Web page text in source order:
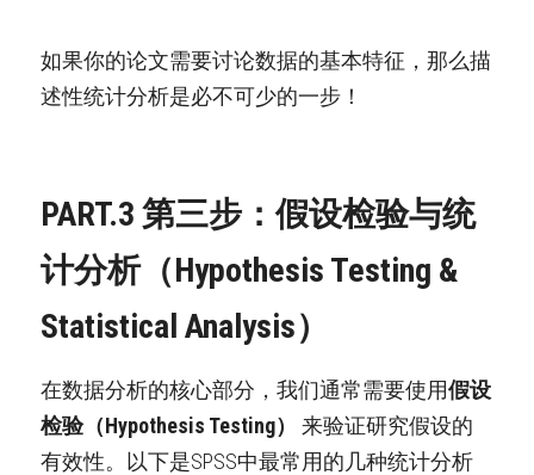
如果你的论文需要讨论数据的基本特征，那么描
述性统计分析是必不可少的一步！
PART.3 第三步：假设检验与统
计分析（Hypothesis Testing &
Statistical Analysis）
在数据分析的核心部分，我们通常需要使用假设
检验（Hypothesis Testing）
来验证研究假设的
有效性。以下是SPSS中最常用的几种统计分析